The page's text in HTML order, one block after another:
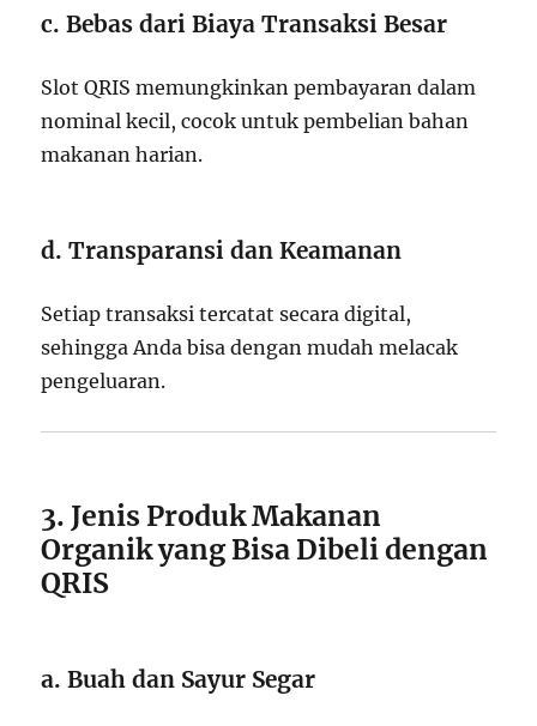
c. Bebas dari Biaya Transaksi Besar
Slot QRIS memungkinkan pembayaran dalam
nominal kecil, cocok untuk pembelian bahan
makanan harian.
d. Transparansi dan Keamanan
Setiap transaksi tercatat secara digital,
sehingga Anda bisa dengan mudah melacak
pengeluaran.
3. Jenis Produk Makanan
Organik yang Bisa Dibeli dengan
QRIS
a. Buah dan Sayur Segar